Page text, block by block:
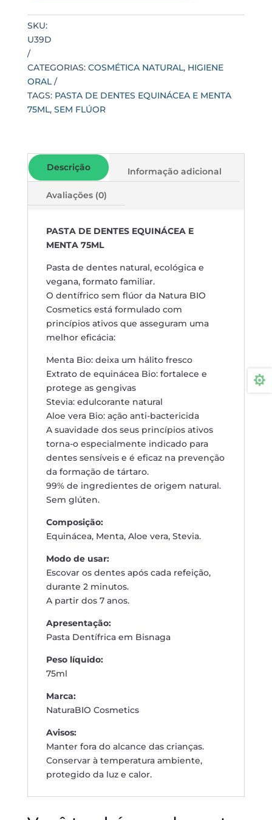
75ML
quantidade
SKU:
U39D
CATEGORIAS: COSMÉTICA NATURAL, HIGIENE
ORAL
TAGS: PASTA DE DENTES EQUINÁCEA E MENTA
75ML, SEM FLÚOR
Descrição Informação adicional
Avaliações (0)
PASTA DE DENTES EQUINÁCEA E
MENTA 75ML
Pasta de dentes natural, ecológica e
vegana, formato familiar.
O dentífrico sem flúor da Natura BIO
Cosmetics está formulado com
princípios ativos que asseguram uma
melhor eficácia:
Menta Bio: deixa um hálito fresco
Extrato de equinácea Bio: fortalece e
protege as gengivas
Stevia: edulcorante natural
Aloe vera Bio: ação anti-bactericida
A suavidade dos seus princípios ativos
torna-o especialmente indicado para
dentes sensíveis e é eficaz na prevenção
da formação de tártaro.
99% de ingredientes de origem natural.
Sem glúten.
Composição:
Equinácea, Menta, Aloe vera, Stevia.
Modo de usar:
Escovar os dentes após cada refeição,
durante 2 minutos.
A partir dos 7 anos.
Apresentação:
Pasta Dentífrica em Bisnaga
Peso líquido:
75ml
Marca:
NaturaBIO Cosmetics
Avisos:
Manter fora do alcance das crianças.
Conservar à temperatura ambiente,
protegido da luz e calor.
